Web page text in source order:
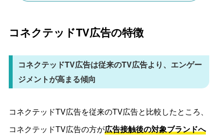
コネクテッドTV広告の特徴
コネクテッドTV広告は従来のTV広告より、エンゲー
ジメントが高まる傾向
コネクテッドTV広告を従来のTV広告と比較したところ、
コネクテッドTV広告の方が広告接触後の対象ブランドへ